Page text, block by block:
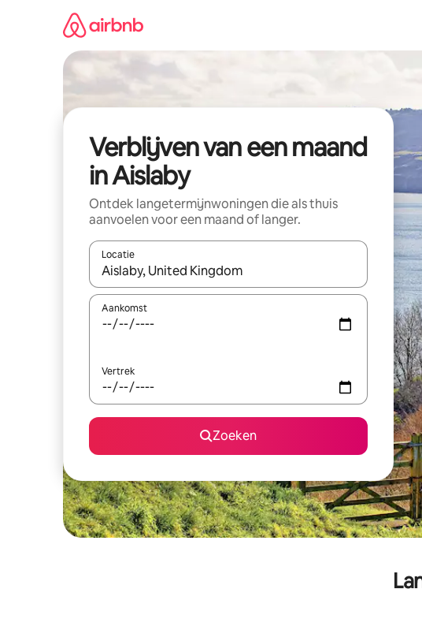
Verblijven van een maand
in Aislaby
Ontdek langetermijnwoningen die als thuis
aanvoelen voor een maand of langer.
Locatie
Wanneer er resultaten beschikbaar zijn, maak je een keuze
Aankomst
Vertrek
Zoeken